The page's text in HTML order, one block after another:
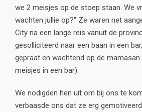
we 2 meisjes op de stoep staan. We
wachten jullie op?" Ze waren net
City na een lange reis vanuit de
gesolliciteerd naar een baan in een
gepraat en wachtend op de mamasan
meisjes in een bar).
We nodigden hen uit om bij ons te
verbaasde ons dat ze erg